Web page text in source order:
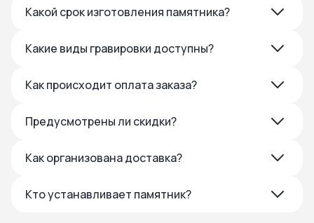
Какой срок изготовления памятника?
Какие виды гравировки доступны?
Как происходит оплата заказа?
Предусмотрены ли скидки?
Как организована доставка?
Кто устанавливает памятник?